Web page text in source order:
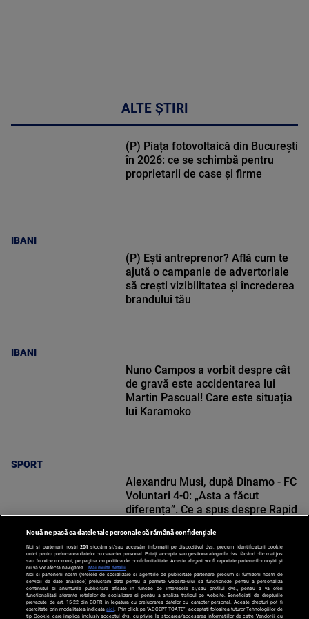
ALTE ȘTIRI
IBANI
(P) Piața fotovoltaică din București
în 2026: ce se schimbă pentru
proprietarii de case și firme
IBANI
(P) Ești antreprenor? Află cum te
ajută o campanie de advertoriale
să crești vizibilitatea și încrederea
brandului tău
SPORT
Nuno Campos a vorbit despre cât
de gravă este accidentarea lui
Martin Pascual! Care este situația
lui Karamoko
SPORT
Alexandru Musi, după Dinamo - FC
Voluntari 4-0: „Asta a făcut
diferența”. Ce a spus despre Rapid
Nouă ne pasă ca datele tale personale să rămână confidențiale
Noi și partenerii noștri 201 stocăm și/sau accesăm informații pe dispozitivul dvs., precum identificatorii cookie
unici pentru prelucrarea datelor cu caracter personal. Puteți accepta sau gestiona alegerile dvs. făcând clic mai jos
sau în orice moment, pe pagina cu politica de confidențialitate. Aceste alegeri vor fi raportate partenerilor noștri și
nu vă vor afecta navigarea.
Mai multe detalii
Noi si partenerii nostri (retelele de socializare si agentiile de publicitate partenere, precum si furnizorii nostri de
servicii de date analitice) prelucram date pentru a permite website-ului sa functioneze, pentru a personaliza
continutul si anunturile publicitare afisate in functie de interesele si/sau profilul dvs., pentru a va oferi
functionalitati aferente retelelor de socializare si pentru a analiza traficul pe website. Beneficiati de drepturile
prevazute de art. 15-22 din GDPR in legatura cu prelucrarea datelor cu caracter personal. Aceste drepturi pot fi
exercitate prin modalitatea indicataaici . Prin click pe “ACCEPT TOATE”, acceptati folosirea tuturor Tehnologiilor de
tip Cookie, care implica inclusiv acceptul dvs. cu privire la stocarea/accesarea informatiilor de catre Vendor-ii cu